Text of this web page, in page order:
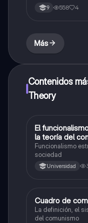
9 558 4
Más
Contenidos
Theory
Sociales/Historia
El
la teoría del
Funcionalismo
sociedad
Universidad
Sociales/Historia
Cuadro de
La definición, el
del comunismo